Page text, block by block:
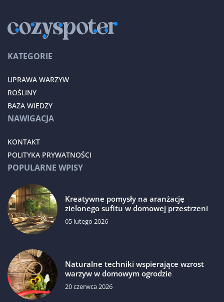
KATEGORIE
UPRAWA WARZYW
ROŚLINY
BAZA WIEDZY
NAWIGACJA
KONTAKT
POLITYKA PRYWATNOŚCI
POPULARNE WPISY
Kreatywne pomysły na aranżację
zielonego sufitu w domowej przestrzeni
05 lutego 2026
Naturalne techniki wspierające wzrost
warzyw w domowym ogrodzie
20 czerwca 2026